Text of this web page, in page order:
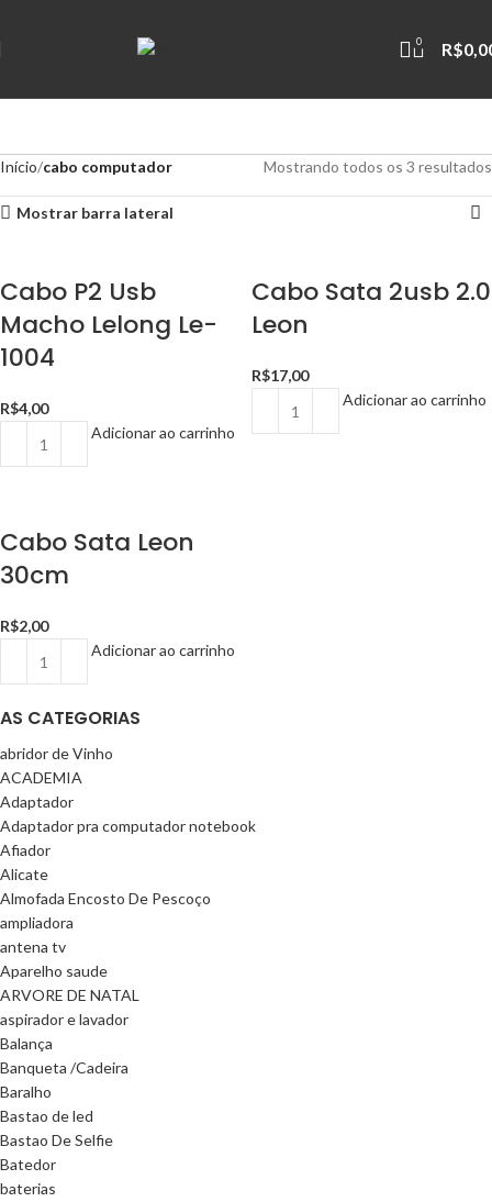
0 R$
AS CATEGORIAS
abridor de Vinho
ACADEMIA
Adaptador
Adaptador pra computador notebook
Afiador
Alicate
Almofada Encosto De Pescoço
ampliadora
antena tv
Aparelho saude
ARVORE DE NATAL
aspirador e lavador
Balança
Banqueta /Cadeira
Baralho
Bastao de led
Bastao De Selfie
Batedor
baterias
Início cabo computador Mostrando todos os 3 resultados
Mostrar barra lateral
Cabo P2 Usb
Macho Lelong Le-
1004
R$4,00
Adicionar ao carrinho
Cabo Sata 2usb 2.0
Leon
R$17,00
Adicionar ao carrinho
Cabo Sata Leon
30cm
R$2,00
Adicionar ao carrinho